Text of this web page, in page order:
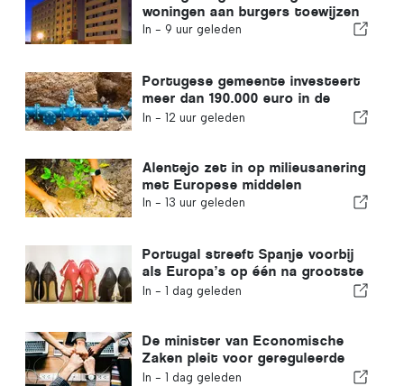
woningen aan burgers toewijzen
In - 9 uur geleden
Portugese gemeente investeert
meer dan 190.000 euro in de
watervoorziening
In - 12 uur geleden
Alentejo zet in op milieusanering
met Europese middelen
In - 13 uur geleden
Portugal streeft Spanje voorbij
als Europa’s op één na grootste
schoenenproducent
In - 1 dag geleden
De minister van Economische
Zaken pleit voor gereguleerde
integratie en garandeert een
In - 1 dag geleden